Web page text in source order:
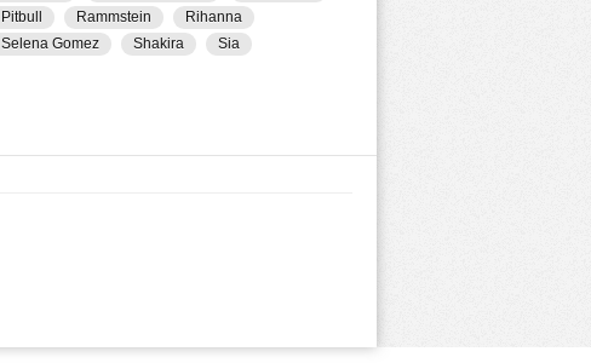
Pitbull
Rammstein
Rihanna
Selena Gomez
Shakira Sia